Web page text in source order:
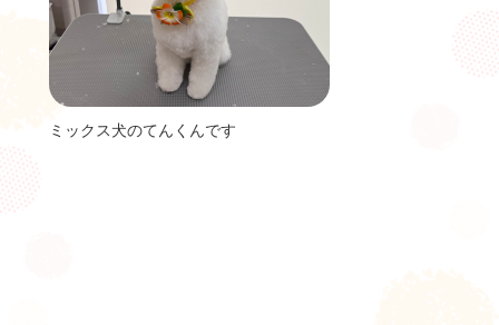
ミックス犬のてんくんです